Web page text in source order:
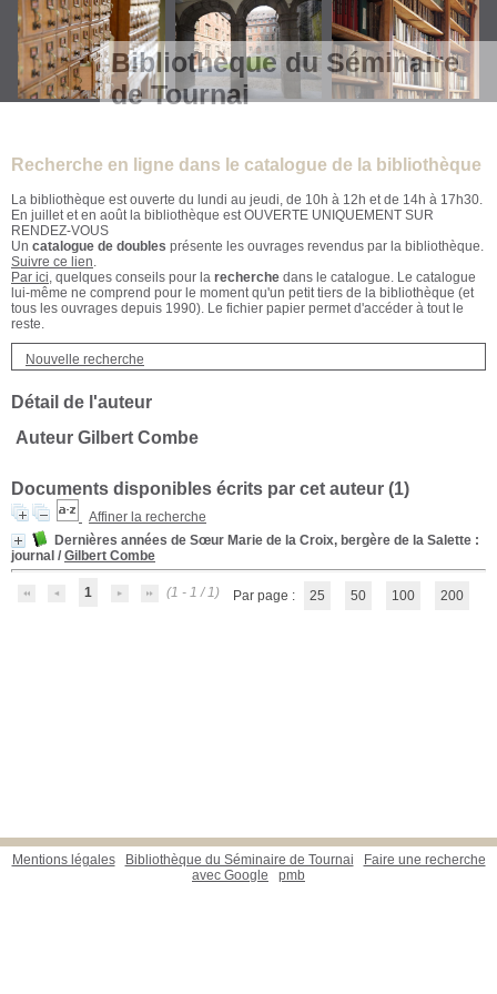
Bibliothèque du Séminaire
de Tournai
Recherche en ligne dans le catalogue de la bibliothèque
La bibliothèque est ouverte du lundi au jeudi, de 10h à 12h et de 14h à 17h30.
En juillet et en août la bibliothèque est OUVERTE UNIQUEMENT SUR
RENDEZ-VOUS
Un catalogue de doubles présente les ouvrages revendus par la bibliothèque.
Suivre ce lien.
Par ici, quelques conseils pour la recherche dans le catalogue. Le catalogue
lui-même ne comprend pour le moment qu'un petit tiers de la bibliothèque (et
tous les ouvrages depuis 1990). Le fichier papier permet d'accéder à tout le
reste.
Nouvelle recherche
Détail de l'auteur
Auteur Gilbert Combe
Documents disponibles écrits par cet auteur (1)
Affiner la recherche
Dernières années de Sœur Marie de la Croix, bergère de la Salette :
journal / Gilbert Combe
1 (1 - 1 / 1) Par page : 25 50 100 200
Mentions légales Bibliothèque du Séminaire de Tournai
Faire une recherche
avec Google
pmb